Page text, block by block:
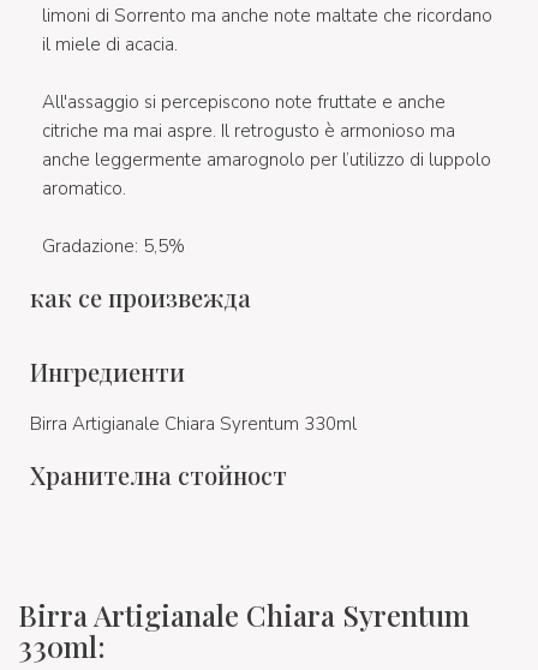
limoni di Sorrento ma anche note maltate che ricordano
il miele di acacia.
All'assaggio si percepiscono note fruttate e anche
citriche ma mai aspre. Il retrogusto è armonioso ma
anche leggermente amarognolo per l’utilizzo di luppolo
aromatico.
Gradazione: 5,5%
как се произвежда
Ингредиенти
Birra Artigianale Chiara Syrentum 330ml
Хранителна стойност
Birra Artigianale Chiara Syrentum
330ml: